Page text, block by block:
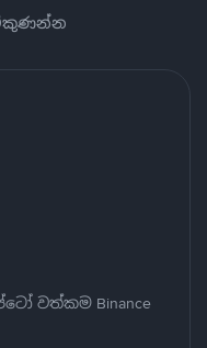
වත්කම Binance